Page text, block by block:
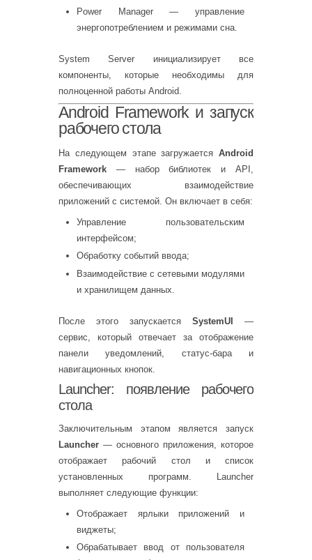
Power Manager — управление
энергопотреблением и режимами сна.
System Server инициализирует все
компоненты, которые необходимы для
полноценной работы Android.
Android Framework и запуск
рабочего стола
На следующем этапе загружается Android
Framework — набор библиотек и API,
обеспечивающих взаимодействие
приложений с системой. Он включает в себя:
Управление пользовательским
интерфейсом;
Обработку событий ввода;
Взаимодействие с сетевыми модулями
и хранилищем данных.
После этого запускается SystemUI
—
сервис, который отвечает за отображение
панели уведомлений, статус-бара и
навигационных кнопок.
Launcher: появление рабочего
стола
Заключительным этапом является запуск
Launcher — основного приложения, которое
отображает рабочий стол и список
установленных программ. Launcher
выполняет следующие функции:
Отображает ярлыки приложений и
виджеты;
Обрабатывает ввод от пользователя